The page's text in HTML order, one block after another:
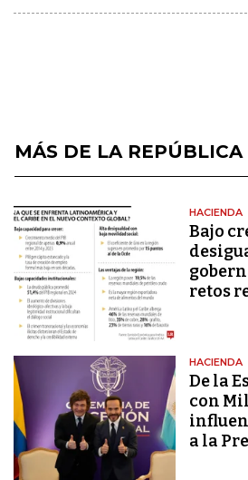
MÁS DE LA REPÚBLICA
HACIENDA
Bajo
retos
HACIENDA
De la
con
a la